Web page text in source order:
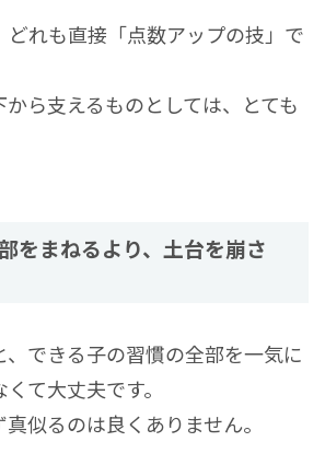
どれも直接「点数アップの技」で
ら支えるものとしては、とても
をまねるより、土台を崩さ
できる子の習慣の全部を一気に
て大丈夫です。
似るのは良くありません。